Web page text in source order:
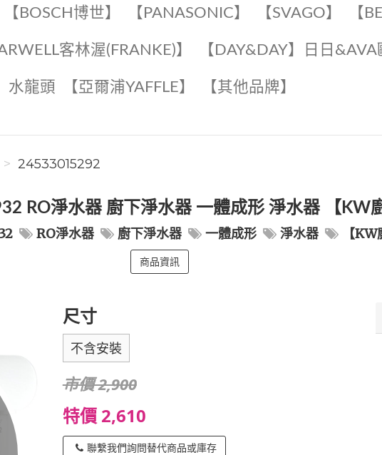
【BOSCH博世】 ️【PANASONIC】️ ️【SVAGO】️ 【
客林渥(FRANKE)】️ 【DAY&DAY】️日日
水龍頭️ 【亞爾浦YAFFLE】 ️【其他品牌】️
24533015292
RO淨水器 廚下淨水器 一體成形 淨水器 【KW
RO淨水器 廚下淨水器 一體成形 淨水器 【
商品資訊
尺寸
不含安裝
市價 2,900
特價 2,610
聯繫我們詢問替代商品或庫存